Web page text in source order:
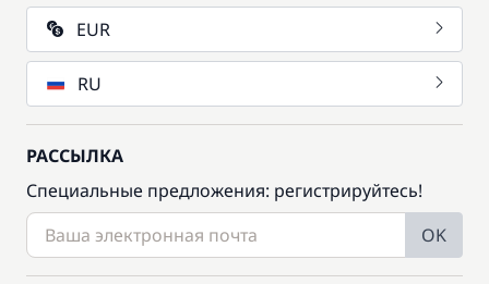
EUR
RU
РАССЫЛКА
Специальные предложения: регистрируйтесь!
OK